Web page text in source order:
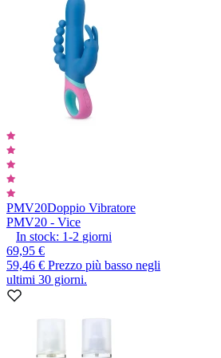
PMV20Doppio Vibratore
PMV20 - Vice
In stock: 1-2 giorni
69,95 €
59,46 € Prezzo più basso negli
ultimi 30 giorni.